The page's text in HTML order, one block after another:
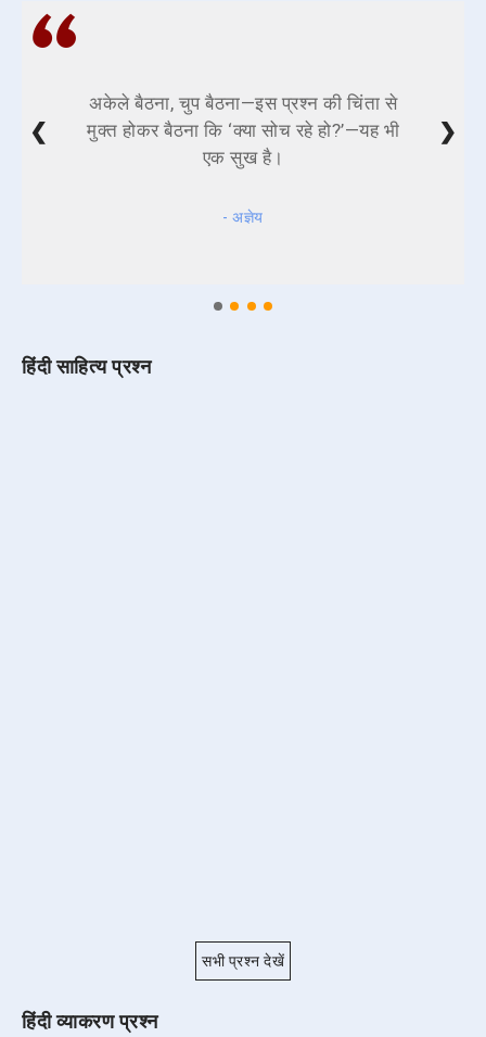
अकेले बैठना, चुप बैठना—इस प्रश्न की चिंता से
मुक्त होकर बैठना कि ‘क्या सोच रहे हो?’—यह भी
एक सुख है।
- अज्ञेय
❮ ❯
हिंदी साहित्य प्रश्न
सभी प्रश्न देखें
हिंदी व्याकरण प्रश्न